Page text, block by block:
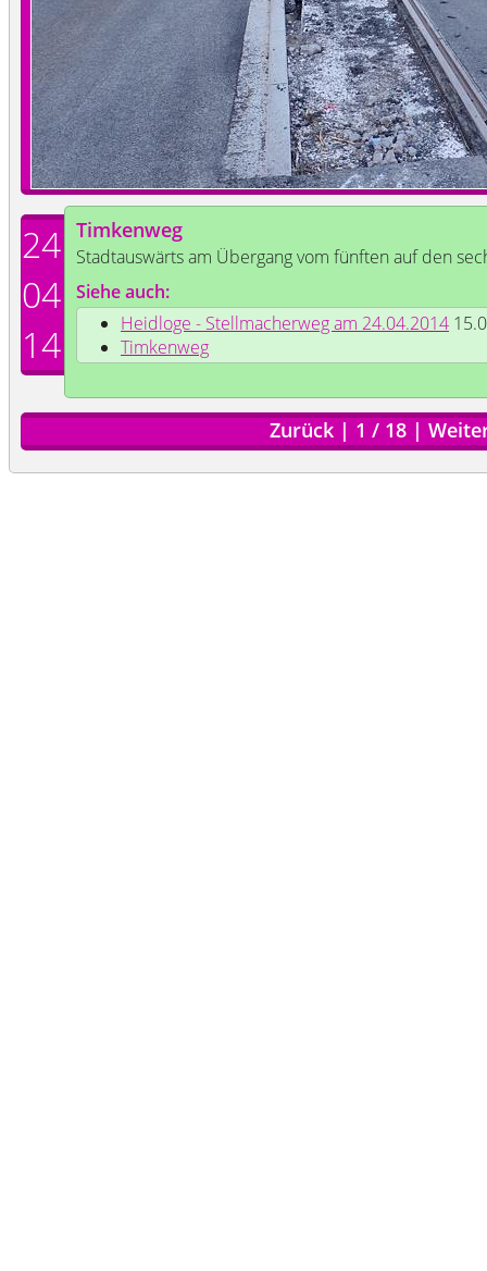
24
04
14
Timkenweg
Stadtauswärts am Übergang vom fünften auf den
Siehe auch:
Heidloge - Stellmacherweg am 24.04.2014
Timkenweg
Zurück | 1 / 18 |